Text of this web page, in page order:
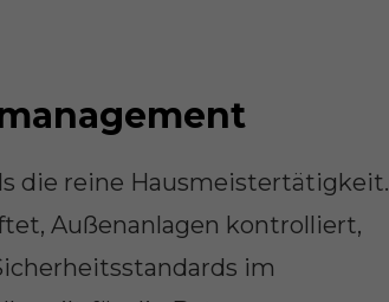
die reine Hausmeistertätigkeit.
Außenanlagen kontrolliert,
im